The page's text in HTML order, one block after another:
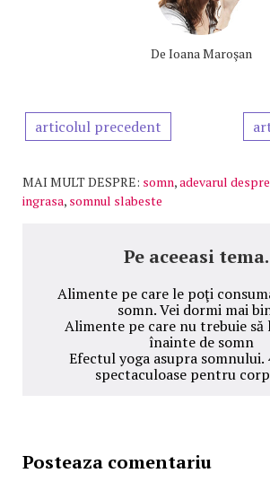
De Ioana Maroşan
articolul precedent
MAI MULT DESPRE: somn,adevarul
ingrasa, somnul slabeste
Pe aceeasi
Alimente pe care le poţi
somn. Vei dormi mai
Alimente pe care nu trebuie să
înainte de somn
Efectul yoga asupra somnului.
spectaculoase pentru
Posteaza comentariu